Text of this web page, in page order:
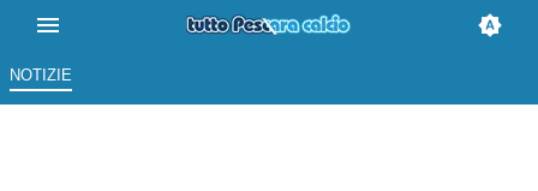
NOTIZIE